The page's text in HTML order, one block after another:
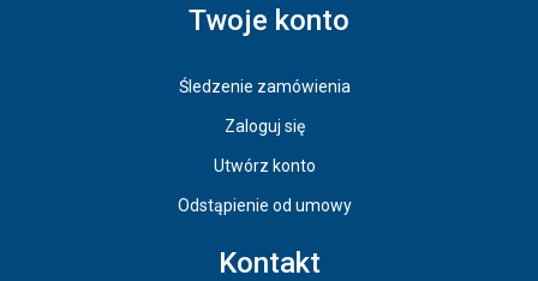
Twoje konto
Śledzenie zamówienia
Zaloguj się
Utwórz konto
Odstąpienie od umowy
Kontakt